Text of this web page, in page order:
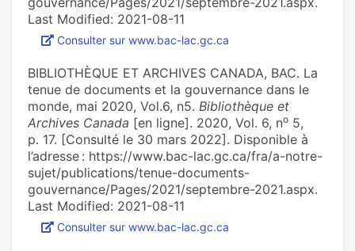
Last Modified: 2021-08-11
Consulter sur www.bac-lac.gc.ca
BIBLIOTHÈQUE ET ARCHIVES CANADA, BAC. La
tenue de documents et la gouvernance dans le
monde, mai 2020, Vol.6, n5. Bibliothèque et
Archives Canada [en ligne]. 2020, Vol. 6, no 5,
p. 17. [Consulté le 30 mars 2022]. Disponible à
l’adresse : https://www.bac-lac.gc.ca/fra/a-notre-
sujet/publications/tenue-documents-
gouvernance/Pages/2021/septembre-2021.aspx.
Last Modified: 2021-08-11
Consulter sur www.bac-lac.gc.ca